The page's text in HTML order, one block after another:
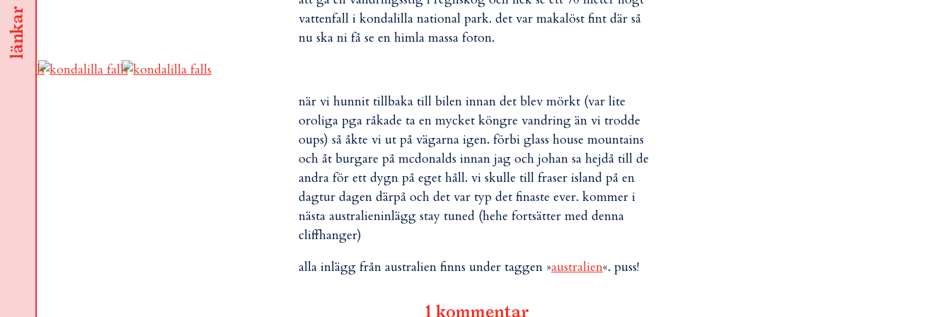
länkar
vattenfall i kondalilla national park. det var makalöst fint där så
nu ska ni få se en himla massa foton.
när vi hunnit tillbaka till bilen innan det blev mörkt (var lite
oroliga pga råkade ta en mycket köngre vandring än vi trodde
oups) så åkte vi ut på vägarna igen. förbi glass house mountains
och åt burgare på mcdonalds innan jag och johan sa hejdå till de
andra för ett dygn på eget håll. vi skulle till fraser island på en
dagtur dagen därpå och det var typ det finaste ever. kommer i
nästa australieninlägg stay tuned (hehe fortsätter med denna
cliffhanger)
alla inlägg från australien finns under taggen »australien«. puss!
1 kommentar